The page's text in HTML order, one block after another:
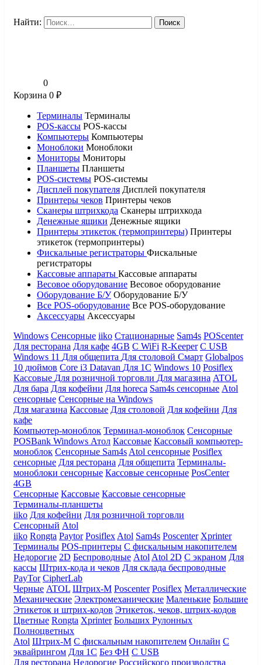
Найти:
0
Корзина 0 ₽
Терминалы Терминалы
POS-кассы POS-кассы
Компьютеры Компьютеры
Моноблоки Моноблоки
Мониторы Мониторы
Планшеты Планшеты
POS-системы POS-системы
Дисплей покупателя Дисплей покупателя
Принтеры чеков Принтеры чеков
Сканеры штрихкода Сканеры штрихкода
Денежные ящики Денежные ящики
Принтеры этикеток (термопринтеры) Принтеры
этикеток (термопринтеры)
Фискальные регистраторы Фискальные
регистраторы
Кассовые аппараты Кассовые аппараты
Весовое оборудование Весовое оборудование
Оборудование Б/У Оборудование Б/У
Все POS-оборудование Все POS-оборудование
Аксессуары Аксессуары
Windows Сенсорные iiko Стационарные Sam4s POScenter
Для ресторана Для кафе 4GB С WiFi R-Keeper С USB
Windows 11 Для общепита Для столовой Смарт Globalpos
10 дюймов Core i3 Datavan Для 1С Windows 10 Posiflex
Кассовые Для розничной торговли Для магазина ATOL
Для бара Для кофейни Для horeca Sam4s сенсорные Atol
сенсорные Сенсорные на Windows
Для магазина Кассовые Для столовой Для кофейни Для
кафе
Компьютер-моноблок Терминал-моноблок Сенсорные
POSBank Windows Атол Кассовые Кассовый компьютер-
моноблок Сенсорные Sam4s Atol сенсорные Posiflex
сенсорные Для ресторана Для общепита Терминалы-
моноблоки сенсорные Кассовые сенсорные PosCenter
4GB
Сенсорные Кассовые Кассовые сенсорные
Терминалы-планшеты
iiko Для кофейни Для розничной торговли
Сенсорный Atol
iiko Rongta Paytor Posiflex Atol Sam4s Poscenter Xprinter
Терминалы POS-принтеры С фискальным накопителем
Недорогие 2D Беспроводные Atol Atol 2D С экраном Для
кассы Штрих-кода и чеков Для склада беспроводные
PayTor CipherLab
Черные ATOL Штрих-М Poscenter Posiflex Металлические
Механические Электромеханические Маленькие Большие
Этикеток и штрих-кодов Этикеток, чеков, штрих-кодов
Цветные Rongta Xprinter Больших Рулонных
Полноцветных
Atol Штрих-М С фискальным накопителем Онлайн С
эквайрингом Для 1С Без ФН С USB
Для ресторана Недорогие Российского производства